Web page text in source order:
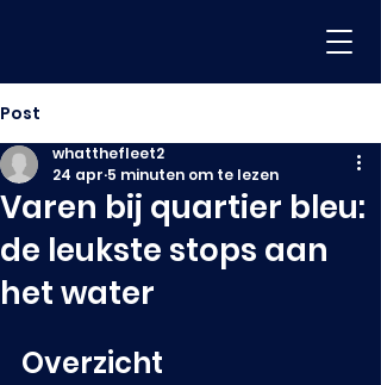
Post
Varen bij quartier bleu:
de leukste stops aan
het water
whatthefleet2
24 apr 5 minuten om te lezen
Overzicht